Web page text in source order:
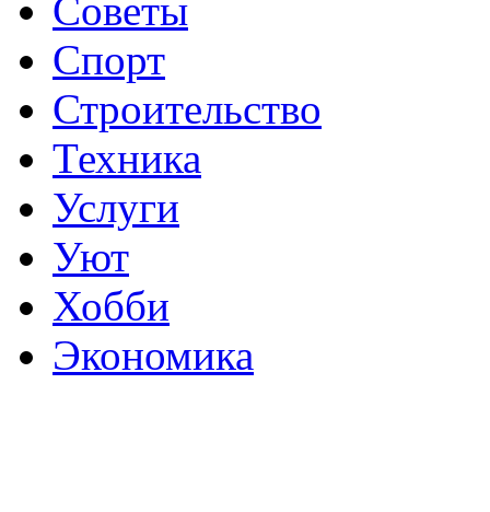
Советы
Спорт
Строительство
Техника
Услуги
Уют
Хобби
Экономика